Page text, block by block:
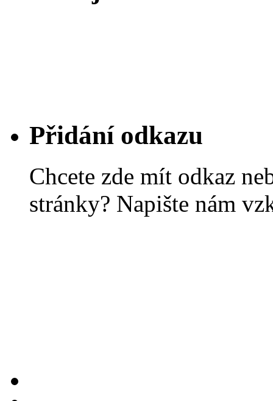
Přidání odkazu
Chcete zde mít odkaz
stránky? Napište nám